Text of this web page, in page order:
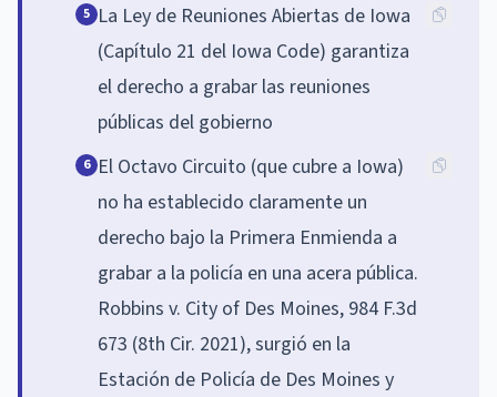
5 La Ley de Reuniones Abiertas de Iowa
(Capítulo 21 del Iowa Code) garantiza
el derecho a grabar las reuniones
públicas del gobierno
6 El Octavo Circuito (que cubre a Iowa)
no ha establecido claramente un
derecho bajo la Primera Enmienda a
grabar a la policía en una acera pública.
Robbins v. City of Des Moines, 984 F.3d
673 (8th Cir. 2021), surgió en la
Estación de Policía de Des Moines y